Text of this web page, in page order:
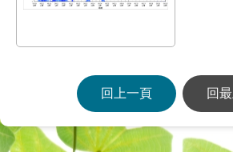
回上一頁 回